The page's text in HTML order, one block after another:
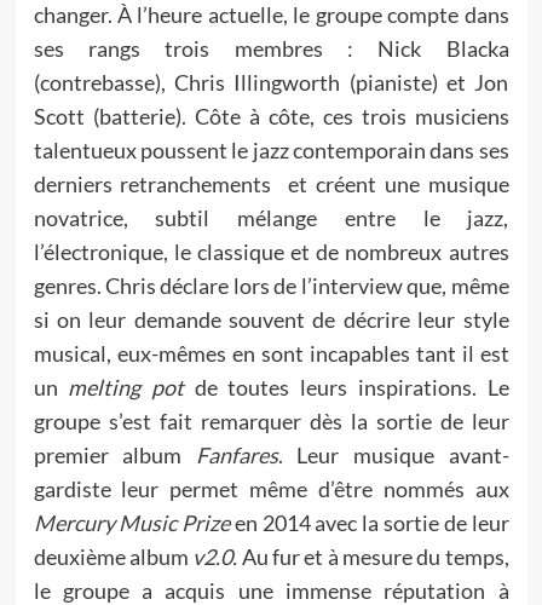
changer. À l’heure actuelle, le groupe compte dans
ses rangs trois membres : Nick Blacka
(contrebasse), Chris Illingworth (pianiste) et Jon
Scott (batterie). Côte à côte, ces trois musiciens
talentueux poussent le jazz contemporain dans ses
derniers retranchements et créent une musique
novatrice, subtil mélange entre le jazz,
l’électronique, le classique et de nombreux autres
genres. Chris déclare lors de l’interview que, même
si on leur demande souvent de décrire leur style
musical, eux-mêmes en sont incapables tant il est
un melting potde toutes leurs inspirations. Le
groupe s’est fait remarquer dès la sortie de leur
premier album
Fanfares. Leur musique avant-
gardiste leur permet même d’être nommés aux
Mercury Music Prizeen 2014 avec la sortie de leur
deuxième album v2.0.Au fur et à mesure du temps,
le groupe a acquis une immense réputation à